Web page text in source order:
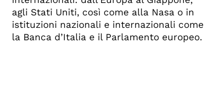
agli Stati Uniti, così come alla Nasa o in
istituzioni nazionali e internazionali come
la Banca d’Italia e il Parlamento europeo.